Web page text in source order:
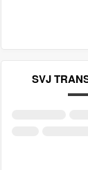
SVJ